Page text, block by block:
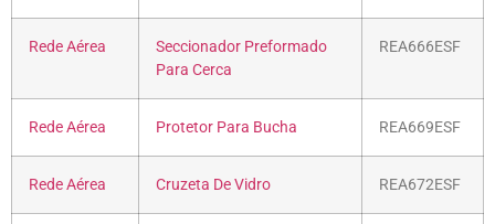
Rede Aérea
Seccionador Preformado
Para Cerca
REA666ESF
Rede Aérea Protetor Para Bucha REA669ESF
Rede Aérea Cruzeta De Vidro REA672ESF